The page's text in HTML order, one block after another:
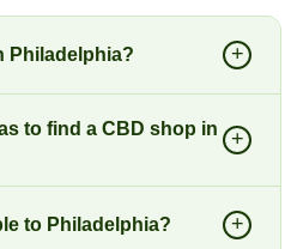
Philadelphia? +
to find a CBD shop in
+
to Philadelphia? +